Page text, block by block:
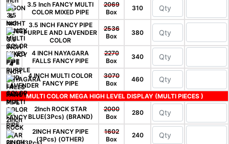
3.5 Inch FANCY MULTI
COLOR MIXED PIPE
2069
Box
310
3.5 INCH FANCY PIPE
PURPLE AND LAVENDER
COLOR
2536
Box
380
4 INCH NAYAGARA
FALLS FANCY PIPE
2270
Box
340
4 INCH MULTI COLOR
FANCY PIPE
3070
Box
460
MULTI COLOR MEGA HIGH LEVEL DISPLAY (MULTI PIECES )
2Inch ROCK STAR
BLUE(3Pcs) (BRAND)
2000
Box
280
2INCH FANCY PIPE
(3Pcs) (OTHER)
1602
Box
240